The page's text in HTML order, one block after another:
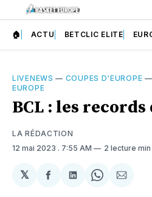
🏠 ACTU BETCLIC ELITE
LIVENEWS — COUPES D'EUROPE
EUROPE
BCL : les
LA RÉDACTION
12 mai 2023 . 7:55 AM 2 lecture min
𝕏
PartagerPartager
Share